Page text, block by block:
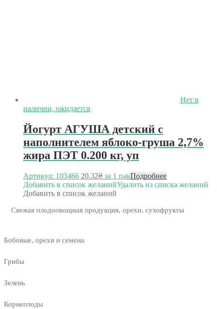
Нет в
наличии, ожидается
Йогурт АГУША детский с
наполнителем яблоко-груша 2,7%
жира ПЭТ 0.200 кг, уп
Артикул: 103466 20.32₴ за 1 пакПодробнее
Добавить в список желанийУдалить из списка желаний
Добавить в список желаний
Свежая плодоовощная продукция, орехи, сухофрукты
Бобовые, орехи и семена
Грибы
Зелень
Корнеплоды